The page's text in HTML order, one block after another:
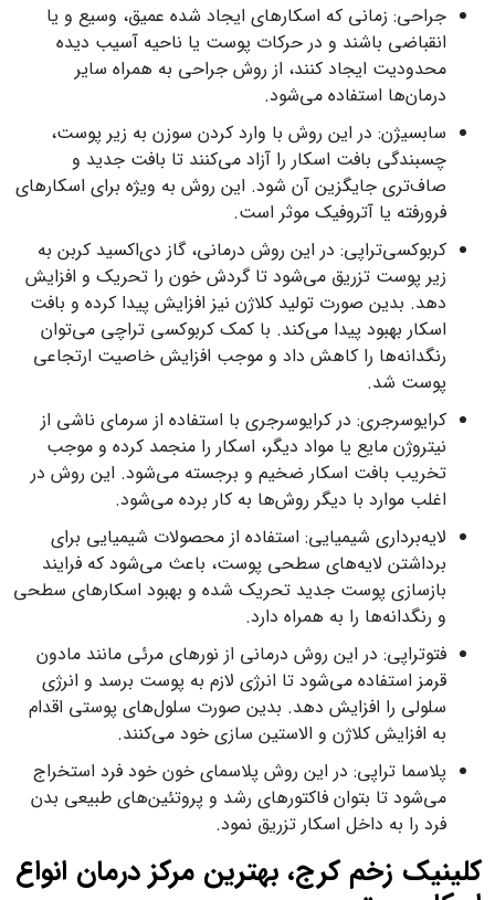
جراحی: زمانی که اسکارهای ایجاد شده عمیق، وسیع و یا
انقباضی باشند و در حرکات پوست یا ناحیه آسیب دیده
محدودیت ایجاد کنند، از روش جراحی به همراه سایر
درمان‌ها استفاده می‌شود.
سابسیژن: در این روش با وارد کردن سوزن به زیر پوست،
چسبندگی بافت اسکار را آزاد می‌کنند تا بافت جدید و
صاف‌تری جایگزین آن شود. این روش به ویژه برای اسکارهای
فرورفته یا آتروفیک موثر است.
کربوکسی‌تراپی: در این روش درمانی، گاز دی‌اکسید کربن به
زیر پوست تزریق می‌شود تا گردش خون را تحریک و افزایش
دهد. بدین صورت تولید کلاژن نیز افزایش پیدا کرده و بافت
اسکار بهبود پیدا می‌کند. با کمک کربوکسی تراچی می‌توان
رنگدانه‌ها را کاهش داد و موجب افزایش خاصیت ارتجاعی
پوست شد.
کرایوسرجری: در کرایوسرجری با استفاده از سرمای ناشی از
نیتروژن مایع یا مواد دیگر، اسکار را منجمد کرده و موجب
تخریب بافت اسکار ضخیم و برجسته می‌شود. این روش در
اغلب موارد با دیگر روش‌ها به کار برده می‌شود.
لایه‌برداری شیمیایی: استفاده از محصولات شیمیایی برای
برداشتن لایه‌های سطحی پوست، باعث می‌شود که فرایند
بازسازی پوست جدید تحریک شده و بهبود اسکارهای سطحی
و رنگدانه‌ها را به همراه دارد.
فتوتراپی: در این روش درمانی از نورهای مرئی مانند مادون
قرمز استفاده می‌شود تا انرژی لازم به پوست برسد و انرژی
سلولی را افزایش دهد. بدین صورت سلول‌های پوستی اقدام
به افزایش کلاژن و الاستین سازی خود می‌کنند.
پلاسما تراپی: در این روش پلاسمای خون خود فرد استخراج
می‌شود تا بتوان فاکتورهای رشد و پروتئین‌های طبیعی بدن
فرد را به داخل اسکار تزریق نمود.
کلینیک زخم کرج، بهترین مرکز درمان انواع